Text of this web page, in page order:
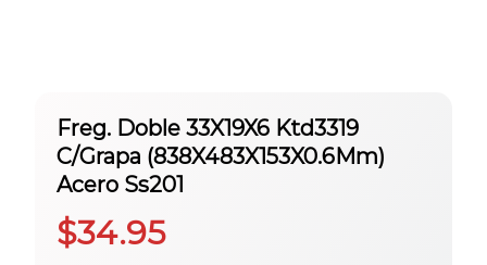
Freg. Doble 33X19X6 Ktd3319
C/Grapa (838X483X153X0.6Mm)
Acero Ss201
$34.95